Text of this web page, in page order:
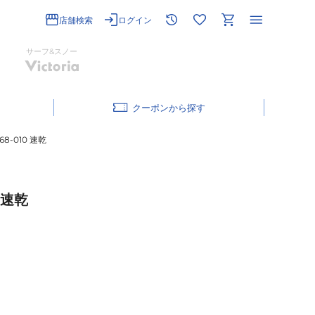
店舗検索 ログイン
サーフ&スノー
クーポン
010 速乾
乾